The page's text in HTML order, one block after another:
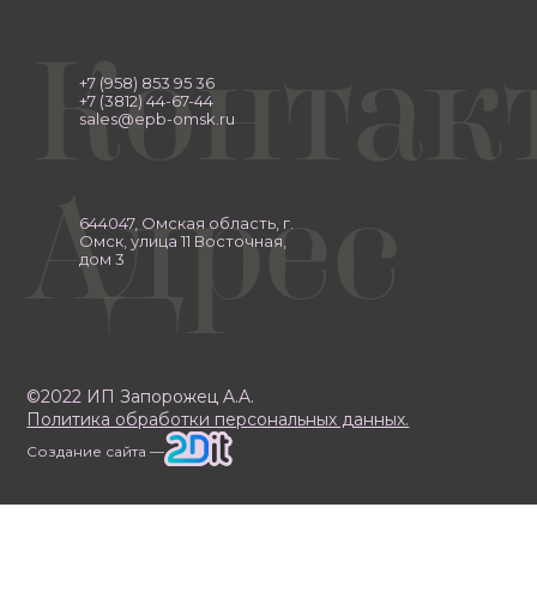
+7 (958) 853 95 36
+7 (3812) 44-67-44
sales@epb-omsk.ru
Адрес
644047, Омская область, г.
Омск, улица 11 Восточная,
дом 3
©2022 ИП Запорожец A.A.
Политика обработки персональных данных.
Создание сайта —